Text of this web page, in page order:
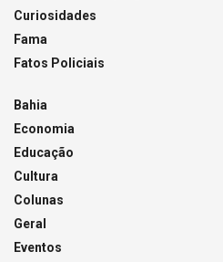
Curiosidades
Fama
Fatos Policiais
Bahia
Economia
Educação
Cultura
Colunas
Geral
Eventos